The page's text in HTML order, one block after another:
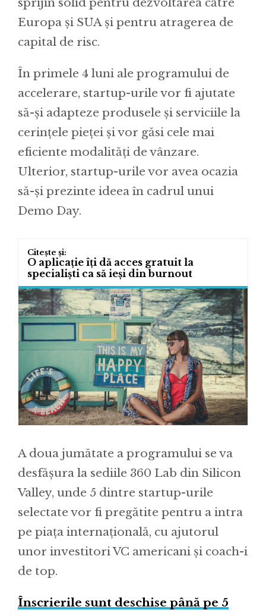
Europa și SUA și pentru atragerea de
capital de risc.
În primele 4 luni ale programului de
accelerare, startup-urile vor fi ajutate
să-și adapteze produsele și serviciile la
cerințele pieței și vor găsi cele mai
eficiente modalități de vânzare.
Ulterior, startup-urile vor avea ocazia
să-și prezinte ideea în cadrul unui
Demo Day.
O aplicație îți dă acces gratuit la
specialiști ca să ieși din burnout
A doua jumătate a programului se va
desfășura la sediile 360 Lab din Silicon
Valley, unde 5 dintre startup-urile
selectate vor fi pregătite pentru a intra
pe piața internațională, cu ajutorul
unor investitori VC americani și coach-i
de top.
Înscrierile sunt deschise până pe 5